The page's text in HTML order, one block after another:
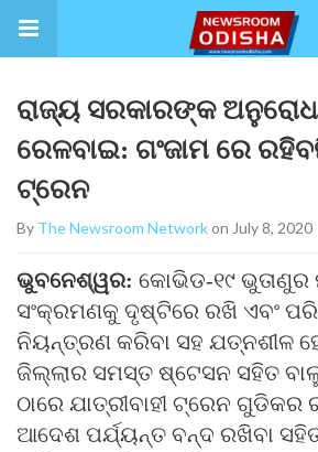
ରାଜ୍ୟ ସରକାରଙ୍କ
ରେଳବାଇ: ଗଂଜାମ ରେ
ଟ୍ରେନ
By The Newsroom Networkon July 8, 2020
ଭୁବନେଶ୍ୱର: କୋଭିଡ-୧୯ ଭୁତାଣୁର
ସଂକ୍ରମଣକୁ ଦୃଷ୍ଟିରେ ରଖି ଏବଂ
ନିୟନ୍ତ୍ରଣ କରିବା ସହ ଯତ୍ନଶୀଳ
ଜିଲ୍ଲାର ସମସ୍ତ ଷ୍ଟେସନ ସହିତ
ଠାରେ ଯାତ୍ରୀବାହୀ ଟ୍ରେନ ଗୁଡିକର
ଆଦେଶ ପର୍ଯ୍ୟନ୍ତ ବନ୍ଦ ରଖିବା